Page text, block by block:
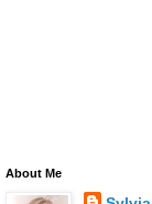
About Me